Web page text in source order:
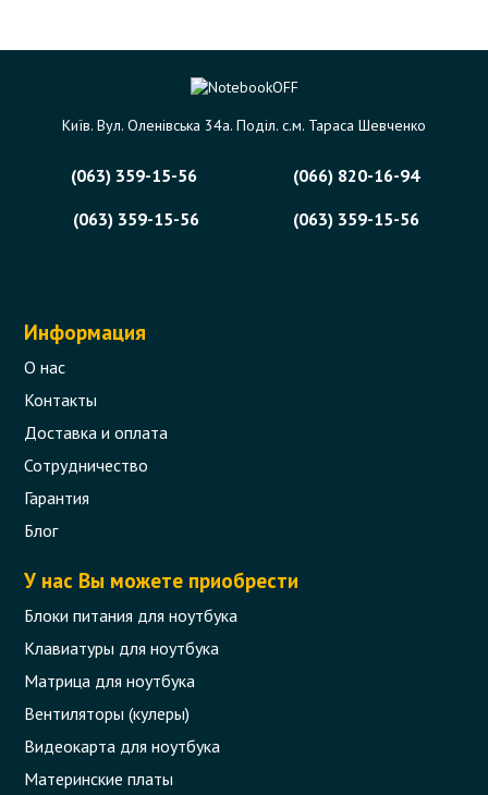
Київ. Вул. Оленівська 34а. Поділ. с.м. Тараса Шевченко
(063) 359-15-56
(066) 820-16-94
(063) 359-15-56
(063) 359-15-56
Информация
О нас
Контакты
Доставка и оплата
Сотрудничество
Гарантия
Блог
У нас Вы можете приобрести
Блоки питания для ноутбука
Клавиатуры для ноутбука
Матрица для ноутбука
Вентиляторы (кулеры)
Видеокарта для ноутбука
Материнские платы